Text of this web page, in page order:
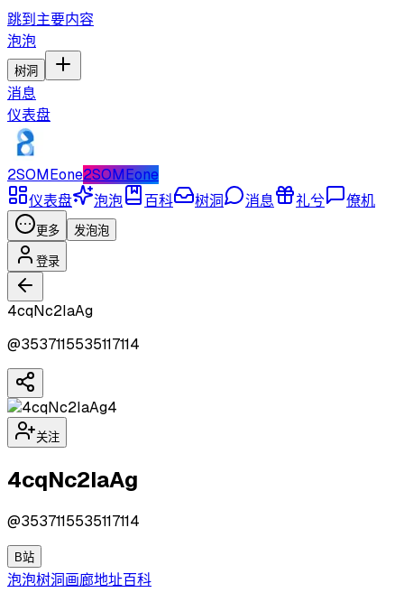
跳到主要内容
泡泡
树洞
消息
仪表盘
2SOMEone2SOMEone
仪表盘
泡泡 百科 树洞 消息 礼兮 僚机
更多 发泡泡
登录
4cqNc2IaAg
@3537115535117114
4
关注
4cqNc2IaAg
@3537115535117114
B站
泡泡树洞画廊地址百科